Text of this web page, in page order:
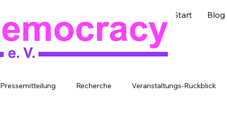
Start Blog
Pressemitteilung Recherche Veranstaltungs-Rückblick